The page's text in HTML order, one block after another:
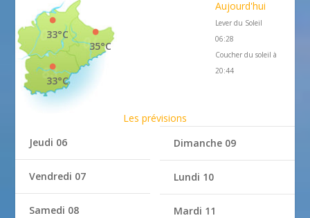
35°C
33°C
33°C
Aujourd'hui
Lever du Soleil
06:28
Coucher du soleil à
20:44
Les prévisions
Jeudi 06
Vendredi 07
Samedi 08
Dimanche 09
Lundi 10
Mardi 11